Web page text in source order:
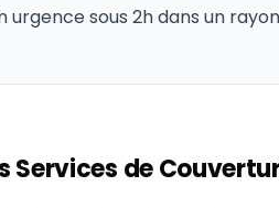
sous 2h dans un
Services de